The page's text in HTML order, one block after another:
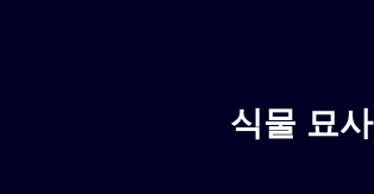
식물 묘사